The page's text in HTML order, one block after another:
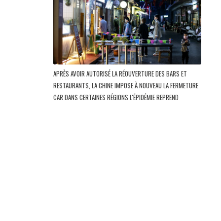
APRÈS AVOIR AUTORISÉ LA RÉOUVERTURE DES BARS ET
RESTAURANTS, LA CHINE IMPOSE À NOUVEAU LA FERMETURE
CAR DANS CERTAINES RÉGIONS L'ÉPIDÉMIE REPREND